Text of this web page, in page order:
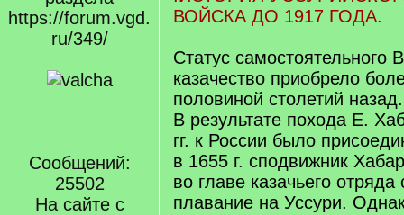
https://forum.vgd.
ru/349/
Сообщений:
25502
На сайте с
ВОЙСКА ДО 1917 ГОДА.
Статус самостоятельного
казачество приобрело
половиной столетий назад.
В результате похода Е.
гг. к России было
в 1655 г. сподвижник
во главе казачьего
плавание на Уссури.